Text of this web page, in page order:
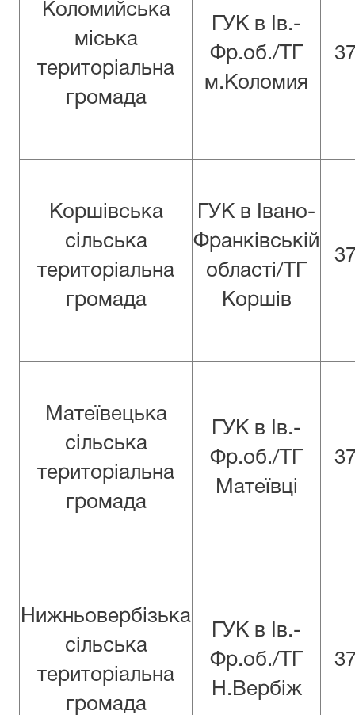
Коломийська
міська
територіальна
громада
ГУК в Iв.-
Фр.об./ТГ
м.Коломия
Коршівська
сільська
територіальна
громада
ГУК в Івано-
Франківській
області/ТГ
Коршів
Матеївецька
сільська
територіальна
громада
ГУК в Iв.-
Фр.об./ТГ
Матеївці
Нижньовербізька
сільська
територіальна
громада
ГУК в Iв.-
Фр.об./ТГ
Н.Вербіж